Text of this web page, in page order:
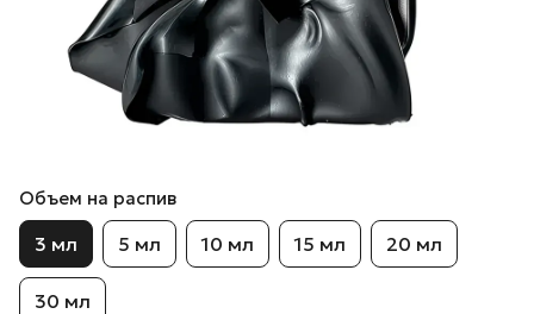
Объем на распив
3 мл 5 мл 10 мл 15 мл 20 мл
30 мл